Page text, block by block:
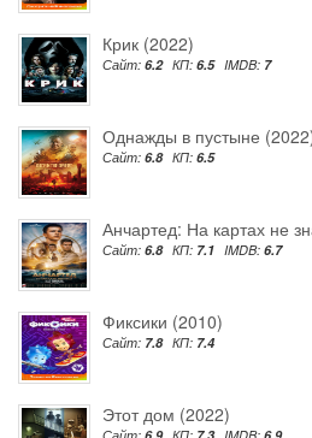
Крик (2022)
Сайт: 6.2 КП: 6.5 IMDB: 7
Однажды в пустыне
Сайт: 6.8 КП: 6.5
Анчартед: На картах не
Сайт: 6.8 КП: 7.1 IMDB: 6.7
Фиксики (2010)
Сайт: 7.8 КП: 7.4
Этот дом (2022)